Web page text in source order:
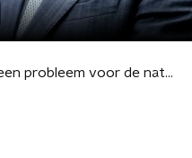
Baudet: stikstof geen probleem voor de natuur